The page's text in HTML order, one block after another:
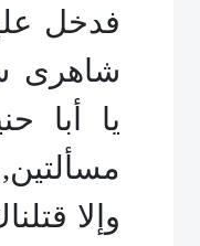
فدخل
شاهرى
يا أبا
وإلا